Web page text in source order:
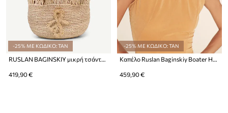
-25% ΜΕ ΚΩΔΙΚΟ: TAN
RUSLAN BAGINSKIY μικρή τσάντα γυναικεία πλεγμένη The HatBag
419,90 €
-25% ΜΕ ΚΩΔΙΚΟ: TAN
Καπέλο Ruslan Baginskiy Boater Hat
459,90 €